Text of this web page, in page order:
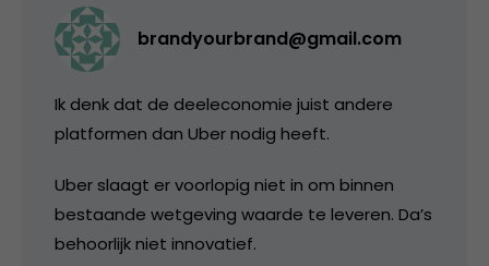
brandyourbrand@gmail.com
Ik denk dat de deeleconomie juist andere
platformen dan Uber nodig heeft.
Uber slaagt er voorlopig niet in om binnen
bestaande wetgeving waarde te leveren. Da’s
behoorlijk niet innovatief.